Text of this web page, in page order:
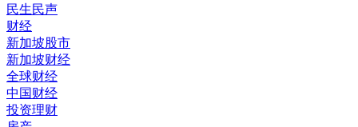
民生民声
财经
新加坡股市
新加坡财经
全球财经
中国财经
投资理财